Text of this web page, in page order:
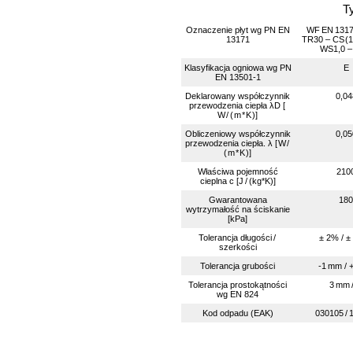
Typ H
Oznaczenie płyt wg PN EN
13171
WF EN
TR30 – CS
WS1,0
Klasyfikacja ogniowa wg PN
EN 13501-1
E
Deklarowany współczynnik
przewodzenia ciepła λD [
W / ( m * K )]
Obliczeniowy współczynnik
przewodzenia ciepła. λ [ W /
( m * K )]
Właściwa pojemność
cieplna c [J / (kg*K)]
Gwarantowana
wytrzymałość na ściskanie
[kPa]
180
Tolerancja długości /
szerkości
± 2% / ±
Tolerancja grubości
-1 mm /
Tolerancja prostokątności
wg EN 824
3 mm
Kod odpadu (EAK) 030105 /